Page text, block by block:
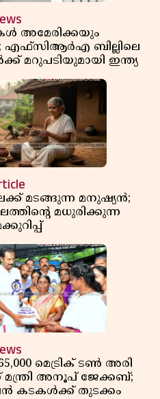
അമേരിക്കയും
എഫ്സിആർഎ ബില്ലിലെ
മറുപടിയുമായി ഇന്ത്യ
മടങ്ങുന്ന മനുഷ്യൻ;
മധുരിക്കുന്ന
മെട്രിക് ടൺ അരി
മന്ത്രി അനൂപ് ജേക്കബ്;
കടകൾക്ക് തുടക്കം